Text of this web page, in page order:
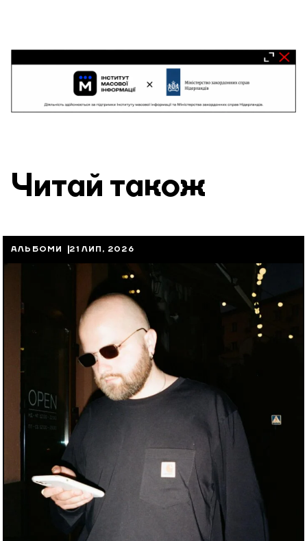
Читай також
АЛЬБОМИ 21 ЛИП, 2026